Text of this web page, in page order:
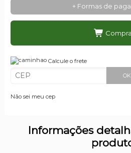
+ Formas de
Calcule o frete
OK
Não sei meu cep
Informações